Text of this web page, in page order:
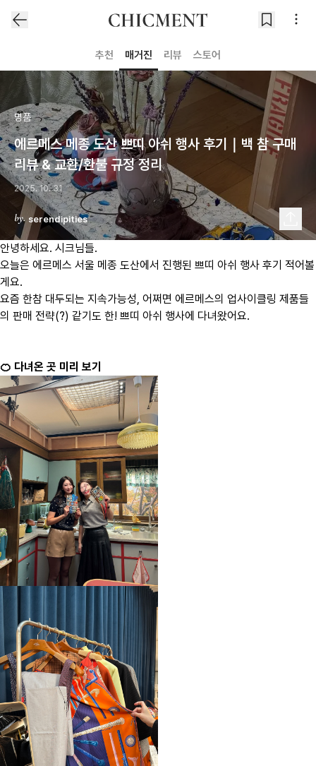
추천 매거진 리뷰 스토어
명품
에르메스 메종 도산 쁘띠 아쉬 행사 후기｜백 참 구매
리뷰 & 교환/환불 규정 정리
2025. 10. 31
serendipities
안녕하세요. 시크님들.
오늘은 에르메스 서울 메종 도산에서 진행된 쁘띠 아쉬 행사 후기 적어볼
게요.
요즘 한참 대두되는 지속가능성, 어쩌면 에르메스의 업사이클링 제품들
의 판매 전략(?) 같기도 한! 쁘띠 아쉬 행사에 다녀왔어요.
🍊 다녀온 곳 미리 보기